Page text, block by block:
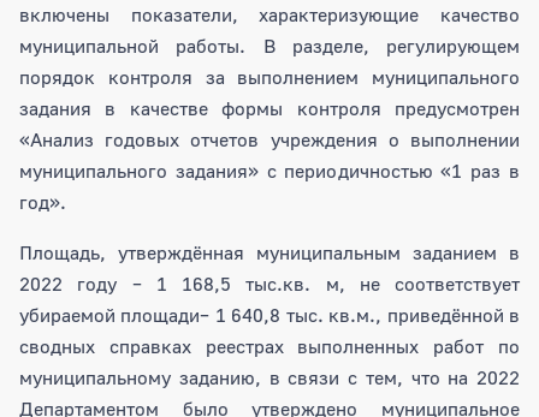
включены показатели, характеризующие качество
муниципальной работы. В разделе, регулирующем
порядок контроля за выполнением муниципального
задания в качестве формы контроля предусмотрен
«Анализ годовых отчетов учреждения о выполнении
муниципального задания» с периодичностью «1 раз в
год».
Площадь, утверждённая муниципальным заданием в
2022 году – 1 168,5 тыс.кв. м, не соответствует
убираемой площади– 1 640,8 тыс. кв.м., приведённой в
сводных справках реестрах выполненных работ по
муниципальному заданию, в связи с тем, что на 2022
Департаментом было утверждено муниципальное